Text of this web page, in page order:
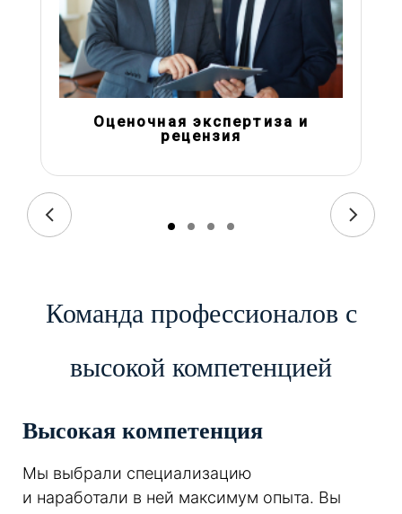
Оценочная экспертиза и
рецензия
Команда профессионалов с
высокой компетенцией
Высокая компетенция
Мы выбрали специализацию
и наработали в ней максимум опыта. Вы